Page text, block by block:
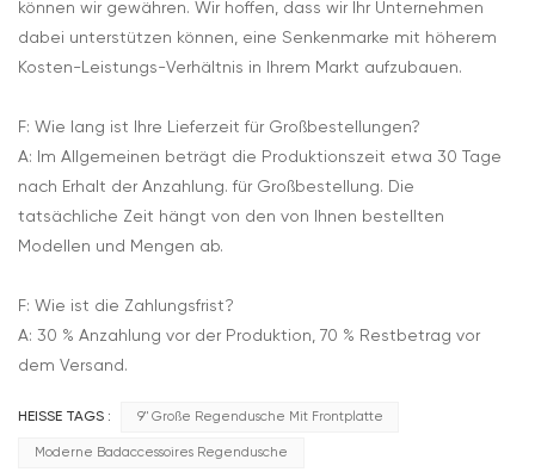
können wir gewähren. Wir hoffen, dass wir Ihr Unternehmen
dabei unterstützen können, eine Senkenmarke mit höherem
Kosten-Leistungs-Verhältnis in Ihrem Markt aufzubauen.
F: Wie lang ist Ihre Lieferzeit für Großbestellungen?
A: Im Allgemeinen beträgt die Produktionszeit etwa 30 Tage
nach Erhalt der Anzahlung. für Großbestellung. Die
tatsächliche Zeit hängt von den von Ihnen bestellten
Modellen und Mengen ab.
F: Wie ist die Zahlungsfrist?
A: 30 % Anzahlung vor der Produktion, 70 % Restbetrag vor
dem Versand.
HEISSE TAGS : 9" Große Regendusche Mit Frontplatte
Moderne Badaccessoires Regendusche